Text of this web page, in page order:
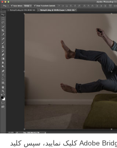
روی عکس‌های flying 01 و ۰۲ در Adobe Bridge کلیک نمایید، سپس کلید